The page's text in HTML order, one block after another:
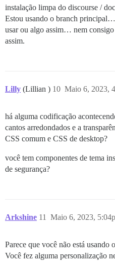
instalação limpa do discourse /
Estou usando o branch
usar ou algo assim… nem
assim.
Lilly (Lillian ) Maio 6, 2023,
10
há alguma codificação
cantos arredondados e a
CSS comum e CSS de desktop?
você tem componentes de tema
de segurança?
Arkshine Maio 6, 2023,
11
Parece que você não está usando
Você fez alguma personalização